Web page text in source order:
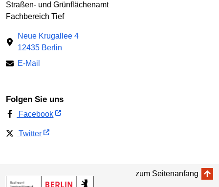
Straßen- und Grünflächenamt
Fachbereich Tief
Neue Krugallee 4
12435 Berlin
E-Mail
Folgen Sie uns
Facebook
Twitter
zum Seitenanfang